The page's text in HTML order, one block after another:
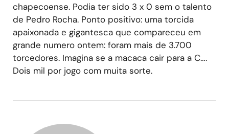
chapecoense. Podia ter sido 3 x 0 sem o talento
de Pedro Rocha. Ponto positivo: uma torcida
apaixonada e gigantesca que compareceu em
grande numero ontem: foram mais de 3.700
torcedores. Imagina se a macaca cair para a C….
Dois mil por jogo com muita sorte.